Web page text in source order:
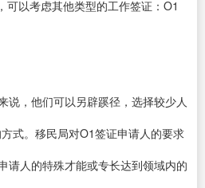
以考虑其他类型的工作签证：O1
，他们可以另辟蹊径，选择较少人
式。移民局对O1签证申请人的要求
请人的特殊才能或专长达到领域内的